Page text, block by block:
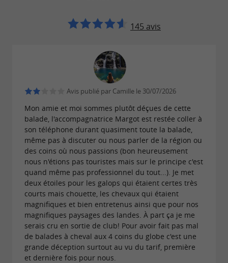
145 avis
Avis publié par Camille le 30/07/2026
Mon amie et moi sommes plutôt déçues de cette
balade, l'accompagnatrice Margot est restée coller à
son téléphone durant quasiment toute la balade,
même pas à discuter ou nous parler de la région ou
des coins où nous passions (bon heureusement
nous n'étions pas touristes mais sur le principe c'est
quand même pas professionnel du tout...). Je met
deux étoiles pour les galops qui étaient certes très
courts mais chouette, les chevaux qui étaient
magnifiques et bien entretenus ainsi que pour nos
magnifiques paysages des landes. À part ça je me
serais cru en sortie de club! Pour avoir fait pas mal
de balades à cheval aux 4 coins du globe c'est une
grande déception surtout au vu du tarif, première
et dernière fois pour nous.